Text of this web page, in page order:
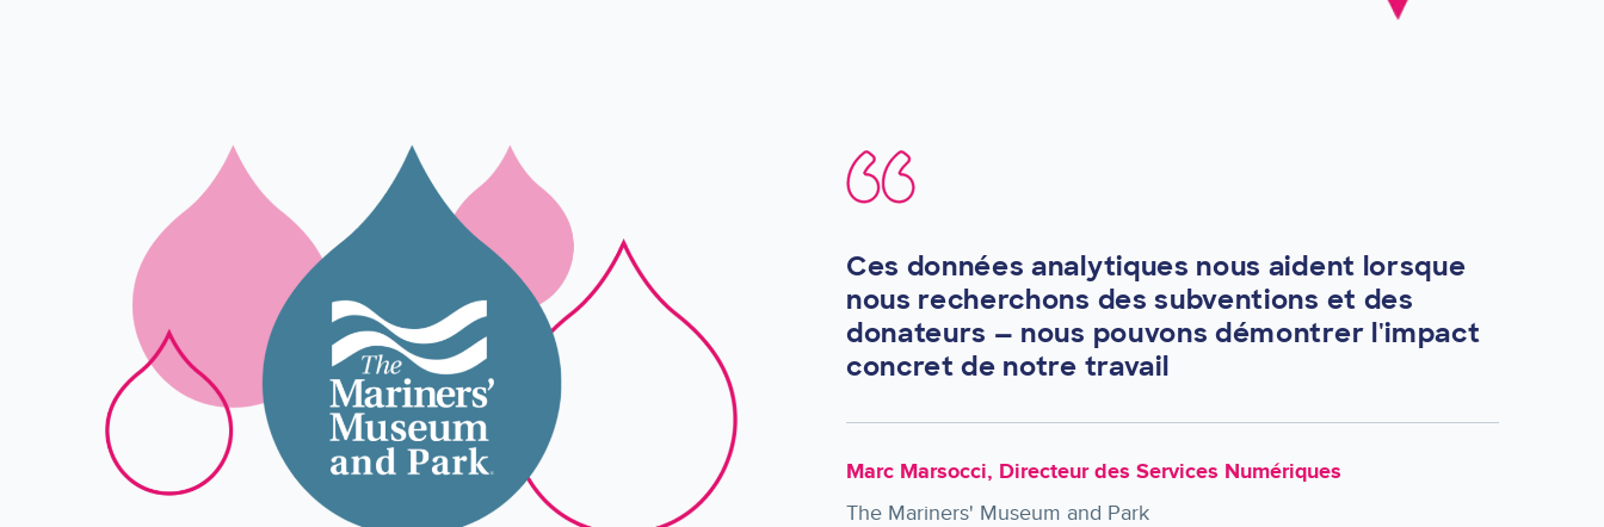
Image
Ces données analytiques nous aident lorsque
nous recherchons des subventions et des
donateurs — nous pouvons démontrer l'impact
concret de notre travail
Marc Marsocci, Directeur des Services Numériques
The Mariners' Museum and Park